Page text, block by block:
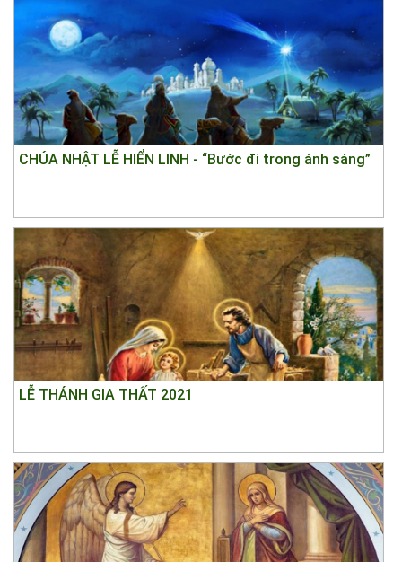
CHÚA NHẬT LỄ HIỂN LINH - “Bước đi trong ánh sáng”
LỄ THÁNH GIA THẤT 2021